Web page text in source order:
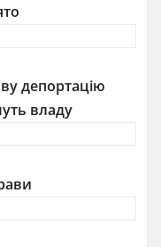
депортацію
владу